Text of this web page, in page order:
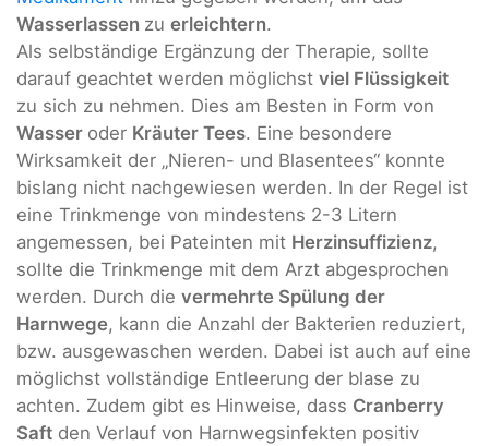
Wasserlassen zu erleichtern.
Als selbständige Ergänzung der Therapie, sollte
darauf geachtet werden möglichst viel Flüssigkeit
zu sich zu nehmen. Dies am Besten in Form von
Wasser oder Kräuter Tees. Eine besondere
Wirksamkeit der „Nieren- und Blasentees“ konnte
bislang nicht nachgewiesen werden. In der Regel ist
eine Trinkmenge von mindestens 2-3 Litern
angemessen, bei Pateinten mit Herzinsuffizienz,
sollte die Trinkmenge mit dem Arzt abgesprochen
werden. Durch die vermehrte Spülung der
Harnwege, kann die Anzahl der Bakterien reduziert,
bzw. ausgewaschen werden. Dabei ist auch auf eine
möglichst vollständige Entleerung der blase zu
achten. Zudem gibt es Hinweise, dass Cranberry
Saft den Verlauf von Harnwegsinfekten positiv